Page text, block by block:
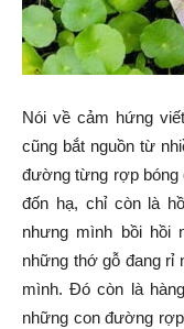
Nói về cảm hứng
cũng bắt nguồn từ
đường từng rợp bóng
đốn hạ, chỉ còn là
nhưng mình bồi hồi
những thớ gỗ đang rỉ
mình. Đó còn là
những con đường